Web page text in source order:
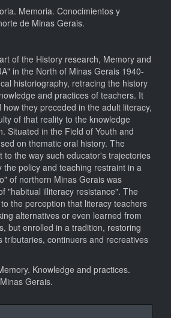
Memoria. Conocimientos y
de Minas Gerais.
of the History research, Memory and
in the North of Minas Gerais 1940-
historiography, retracing the history
and practices of teachers. It
they preceded in the adult literacy,
of that reality to the knowledge
Situated in the Field of Youth and
on thematic oral history. The
to the way such educator's trajectories
the policy and teaching restraint in a
of northern Minas Gerais was
"habitual illiteracy resistance". The
the perception that literacy teachers
alternatives or even learned from
but enrolled in a tradition, restoring
tributaries, continuers and recreatives
Knowledge and practices.
Gerais.